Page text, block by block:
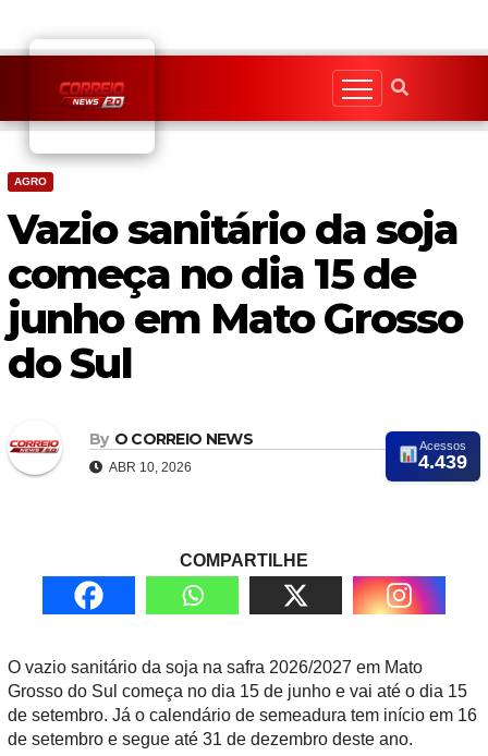
content
AGRO
Vazio sanitário da soja
começa no dia 15 de
junho em Mato Grosso
do Sul
By O CORREIO NEWS
ABR 10, 2026
Acessos
4.439
COMPARTILHE
O vazio sanitário da soja na safra 2026/2027 em Mato
Grosso do Sul começa no dia 15 de junho e vai até o dia 15
de setembro. Já o calendário de semeadura tem início em 16
de setembro e segue até 31 de dezembro deste ano.